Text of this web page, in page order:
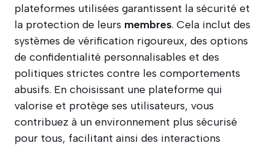
plateformes utilisées garantissent la sécurité et
la protection de leurs membres. Cela inclut des
systèmes de vérification rigoureux, des options
de confidentialité personnalisables et des
politiques strictes contre les comportements
abusifs. En choisissant une plateforme qui
valorise et protège ses utilisateurs, vous
contribuez à un environnement plus sécurisé
pour tous, facilitant ainsi des interactions